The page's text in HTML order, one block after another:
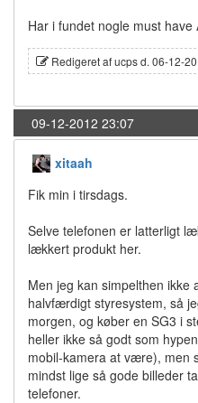
Har i fundet nogle must have
Redigeret af ucps d. 06-12-
09-12-2012 23:07
xitaah
Fik min i tirsdags.
Selve telefonen er latterligt
lækkert produkt her.
Men jeg kan simpelthen ikke
halvfærdigt styresystem, så
morgen, og køber en SG3 i
heller ikke så godt som
mobil-kamera at være), men
mindst lige så gode billeder
telefoner.